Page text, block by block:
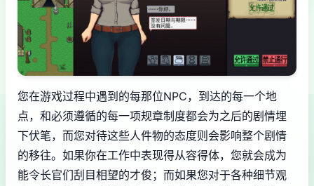
您在游戏过程中遇到的每那位NPC，到达的每一个地
点，和必须遵循的每一项规章制度都会为之后的剧情埋
下伏笔，而您对待这些人件物的态度则会影响整个剧情
的移往。如果你在工作中表现得从容得体，您就会成为
能令长官们刮目相望的才俊；而如果您对于各种细节观